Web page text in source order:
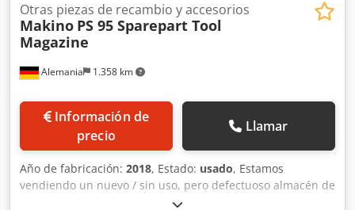
Alemania 1.358 km
Otras piezas de recambio y accesorios
Makino PS 95 Sparepart Tool
Magazine
Información de
precio
Llamar
Año de fabricación: 2018, Estado: usado, Estamos
vendiendo un nuevo / sin uso, pero defectuoso almacén de
herramientas con cambiador de herramientas para una